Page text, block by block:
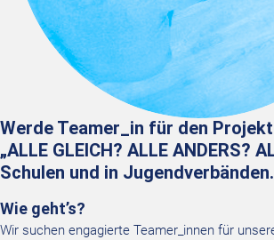
Werde Teamer_in für den
„ALLE GLEICH? ALLE ANDERS?
Schulen und in Jugendverbänden.
Wie geht’s?
Wir suchen engagierte Teamer_innen für